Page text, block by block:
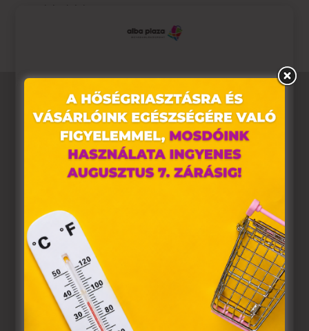
webáruházban.
Weboldalunkon „cookie"-kat (továbbiakban „süti")
alkalmazunk. Ezek olyan fájlok, melyek információt tárolnak
webes böngészőjében. Ehhez az Ön hozzájárulása
szükséges.
A „sütiket" az elektronikus hírközlésről szóló 2003. évi C.
törvény, az elektronikus kereskedelmi szolgáltatások, az
információs társadalommal összefüggő szolgáltatások
egyes kérdéseiről szóló 2001. évi CVIII. törvény, valamint az
Európai Unió előírásainak megfelelően használjuk. Azon
weblapoknak, melyek az Európai Unió országain belül
működnek, a „sütik" használatához, és ezeknek a
felhasználó számítógépén vagy egyéb eszközén történő
tárolásához a felhasználók hozzájárulását kell kérniük.